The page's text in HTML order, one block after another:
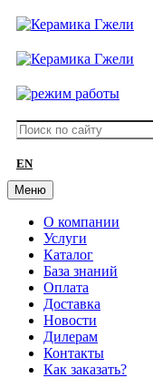
EN
Меню
О компании
Услуги
Каталог
База знаний
Оплата
Доставка
Новости
Дилерам
Контакты
Как заказать?